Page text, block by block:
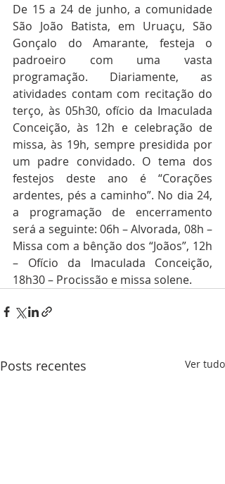
De 15 a 24 de junho, a comunidade
São João Batista, em Uruaçu, São
Gonçalo do Amarante, festeja o
padroeiro com uma vasta
programação. Diariamente, as
atividades contam com recitação do
terço, às 05h30, ofício da Imaculada
Conceição, às 12h e celebração de
missa, às 19h, sempre presidida por
um padre convidado. O tema dos
festejos deste ano é “Corações
ardentes, pés a caminho”. No dia 24,
a programação de encerramento
será a seguinte: 06h – Alvorada, 08h –
Missa com a bênção dos “Joãos”, 12h
– Ofício da Imaculada Conceição,
18h30 – Procissão e missa solene.
Posts recentes Ver tudo